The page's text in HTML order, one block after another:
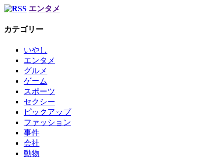
エンタメ
カテゴリー
いやし
エンタメ
グルメ
ゲーム
スポーツ
セクシー
ピックアップ
ファッション
事件
会社
動物